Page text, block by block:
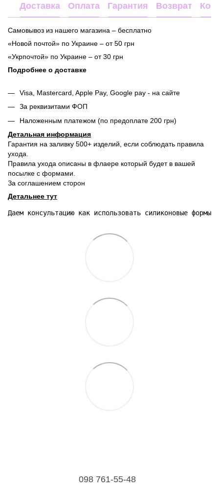
Доставка Оплата Гарантия Возврат
Самовывоз из нашего магазина – бесплатно
«Новой почтой» по Украине – от 50 грн
«Укрпочтой» по Украине – от 30 грн
Подробнее о доставке
Visa, Mastercard, Apple Pay, Google pay - на сайте
За реквизитами ФОП
Наложенным платежом (по предоплате 200 грн)
Детальная информация
Гарантия на заливку 500+ изделий, если соблюдать правила
ухода.
Правила ухода описаны в флаере который будет в вашей
посылке с формами.
За соглашением сторон
Детальнее тут
Даем консультацию как использовать силиконовые формы
098 761-55-48